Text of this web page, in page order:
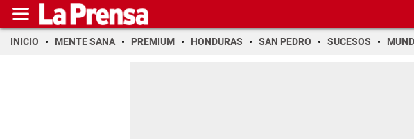
INICIO MENTE SANA PREMIUM HONDURAS SAN PEDRO SUCESOS